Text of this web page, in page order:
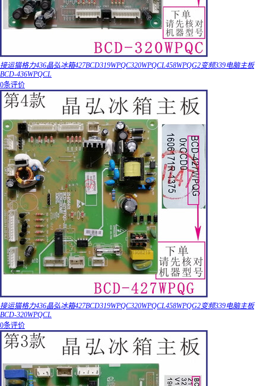
接运猫格力436晶弘冰箱427BCD319WPQC320WPQCL458WPQG2变频339电脑主板
BCD-436WPQCL
0条评价
接运猫格力436晶弘冰箱427BCD319WPQC320WPQCL458WPQG2变频339电脑主板
BCD-320WPQCL
0条评价